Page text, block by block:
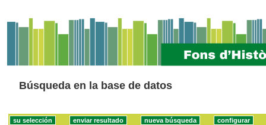
Búsqueda en la base de datos